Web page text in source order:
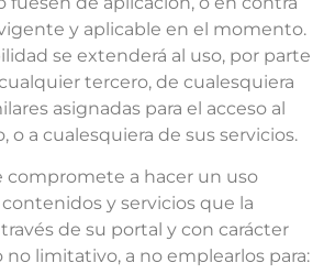
y aplicable en el momento.
se extenderá al uso, por parte
tercero, de cualesquiera
asignadas para el acceso al
o a cualesquiera de sus servicios.
compromete a hacer un uso
y servicios que la
de su portal y con carácter
limitativo, a no emplearlos para: